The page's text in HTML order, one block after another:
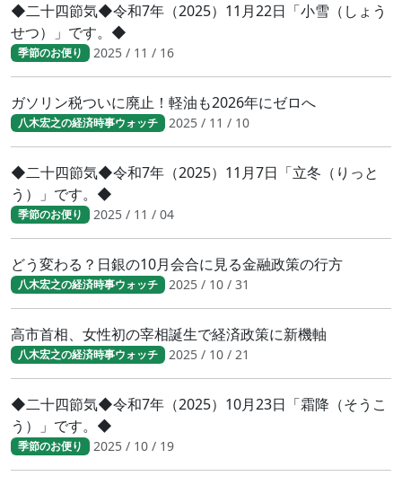
◆二十四節気◆令和7年（2025）11月22日「小雪（しょう
せつ）」です。◆
季節のお便り 2025 / 11 / 16
ガソリン税ついに廃止！軽油も2026年にゼロへ
八木宏之の経済時事ウォッチ 2025 / 11 / 10
◆二十四節気◆令和7年（2025）11月7日「立冬（りっと
う）」です。◆
季節のお便り 2025 / 11 / 04
どう変わる？日銀の10月会合に見る金融政策の行方
八木宏之の経済時事ウォッチ 2025 / 10 / 31
高市首相、女性初の宰相誕生で経済政策に新機軸
八木宏之の経済時事ウォッチ 2025 / 10 / 21
◆二十四節気◆令和7年（2025）10月23日「霜降（そうこ
う）」です。◆
季節のお便り 2025 / 10 / 19